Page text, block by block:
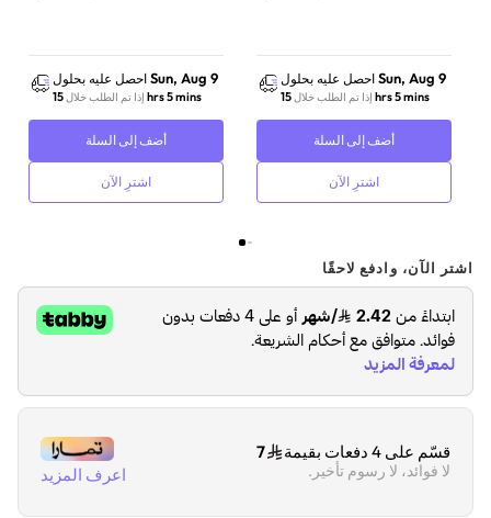
الجودة | أسود
احصل عليه بحلول Sun, Aug 9
إذا تم الطلب خلال 15 hrs 5 mins
أضف إلى السلة
اشترِ الآن
احصل عليه بحلول Sun, Aug 9
إذا تم الطلب خلال 15 hrs 5 mins
أضف إلى السلة
اشترِ الآن
اشتر الآن، وادفع لاحقًا
قسّم على 4 دفعات بقيمة 7
لا فوائد، لا رسوم تأخير. اعرف المزيد